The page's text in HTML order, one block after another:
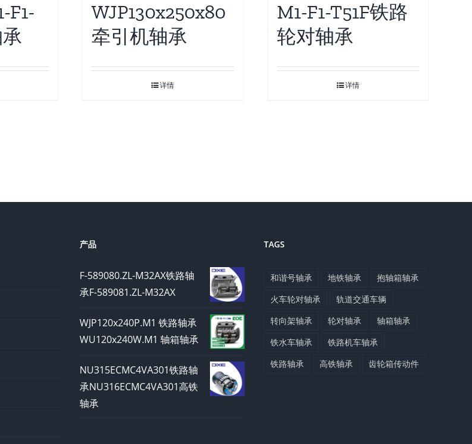
F1-
WJP130x250x80
牵引机轴承
详情
M1-F1-T51F铁路
轮对轴承
详情
产品
F-589080.ZL-M32AX铁路轴
承F-589081.ZL-M32AX
WJP120x240P.M1 铁路轴承
WU120x240W.M1 轴箱轴承
NU315ECMC4VA301铁路轴
承NU316ECMC4VA301高铁
轴承
TAGS
和谐号轴承 地铁轴承
抱轴箱轴承
火车轮对轴承
轨道交通车辆
转向架轴承
轮对轴承
轴箱轴承
铁水车轴承
铁路机车轴承
铁路轴承
高铁轴承 齿轮箱传动件